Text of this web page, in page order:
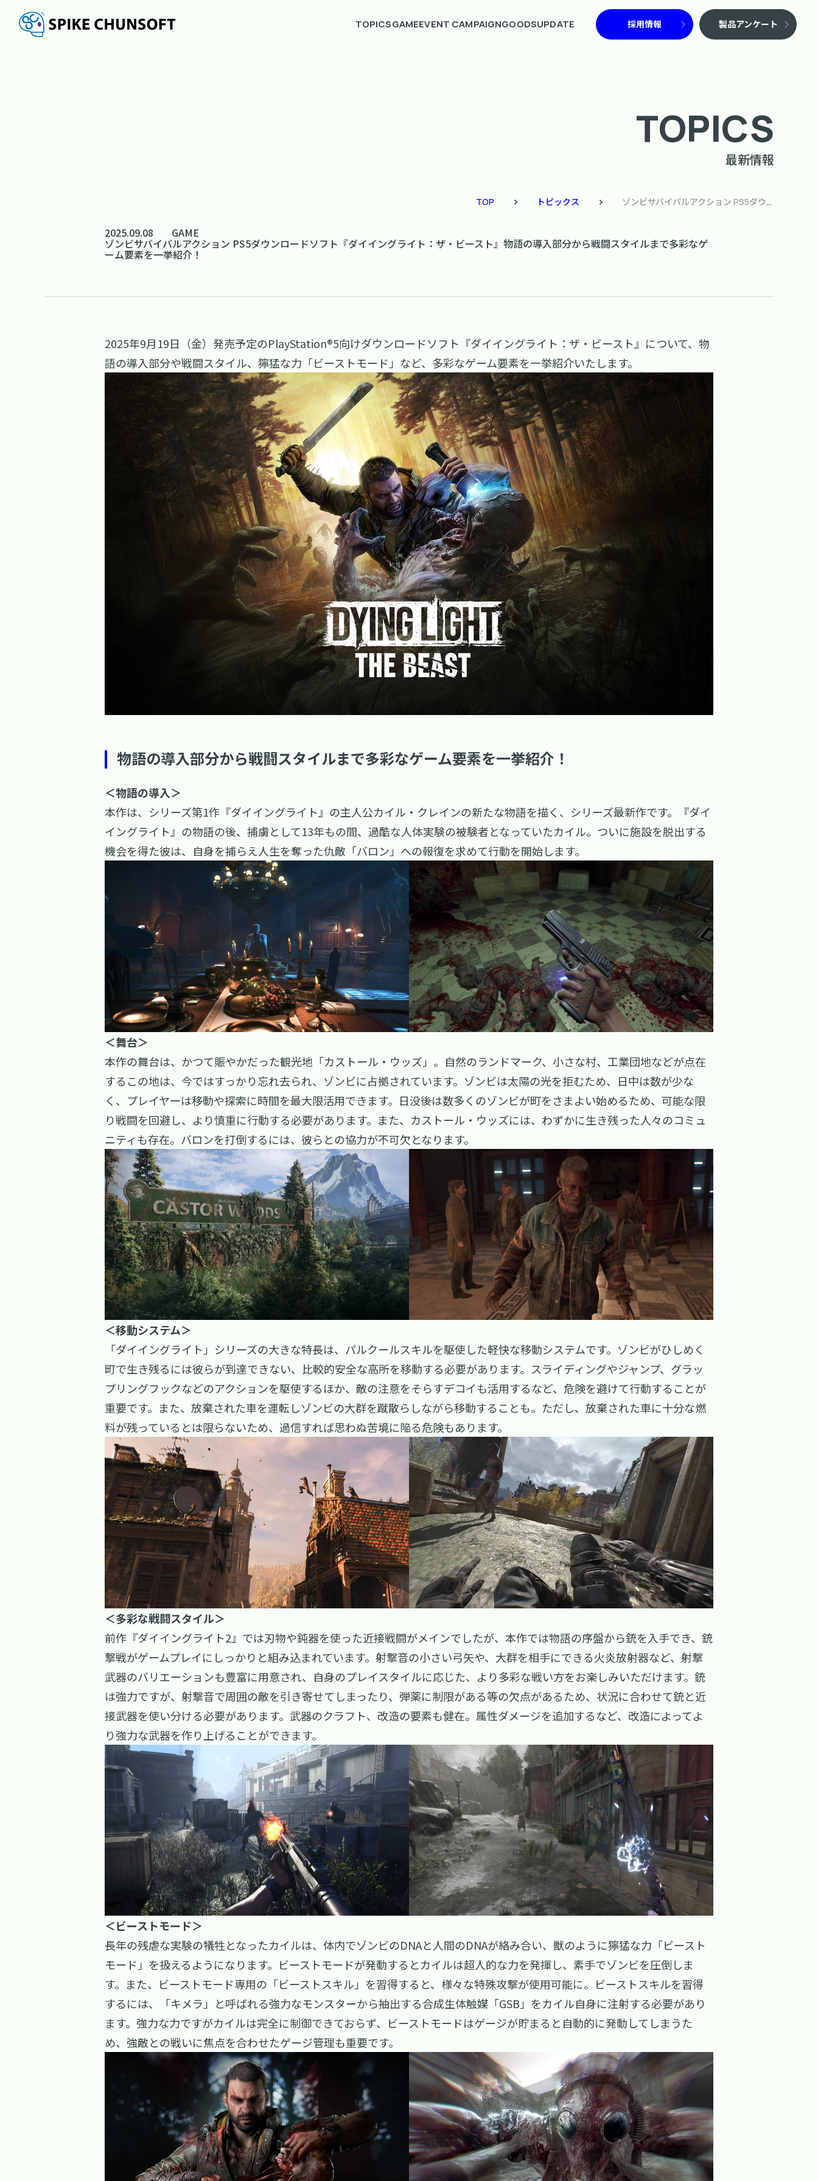
TOPICSGAMEEVENT CAMPAIGNGOODSUPDATE 採用情報 製品アンケート
TOPICS
最新情報
TOP トピックス ゾンビサバイバルアクション PS5ダウンロードソフト『ダイイングライト：ザ・ビースト』物語の導入部分から戦闘スタイルまで多彩なゲーム要素を一挙紹介！
2025.09.08 GAME
ゾンビサバイバルアクション PS5ダウンロードソフト『ダイイングライト：ザ・ビースト』物語の導入部分から戦闘スタイルまで多彩なゲ
ーム要素を一挙紹介！
2025年9月19日（金）発売予定のPlayStation®5向けダウンロードソフト『ダイイングライト：ザ・ビースト』について、物
語の導入部分や戦闘スタイル、獰猛な力「ビーストモード」など、多彩なゲーム要素を一挙紹介いたします。
物語の導入部分から戦闘スタイルまで多彩なゲーム要素を一挙紹介！
＜物語の導入＞
本作は、シリーズ第1作『ダイイングライト』の主人公カイル・クレインの新たな物語を描く、シリーズ最新作です。『ダイ
イングライト』の物語の後、捕虜として13年もの間、過酷な人体実験の被験者となっていたカイル。ついに施設を脱出する
機会を得た彼は、自身を捕らえ人生を奪った仇敵「バロン」への報復を求めて行動を開始します。
＜舞台＞
本作の舞台は、かつて賑やかだった観光地「カストール・ウッズ」。自然のランドマーク、小さな村、工業団地などが点在
するこの地は、今ではすっかり忘れ去られ、ゾンビに占拠されています。ゾンビは太陽の光を拒むため、日中は数が少な
く、プレイヤーは移動や探索に時間を最大限活用できます。日没後は数多くのゾンビが町をさまよい始めるため、可能な限
り戦闘を回避し、より慎重に行動する必要があります。また、カストール・ウッズには、わずかに生き残った人々のコミュ
ニティも存在。バロンを打倒するには、彼らとの協力が不可欠となります。
＜移動システム＞
「ダイイングライト」シリーズの大きな特長は、パルクールスキルを駆使した軽快な移動システムです。ゾンビがひしめく
町で生き残るには彼らが到達できない、比較的安全な高所を移動する必要があります。スライディングやジャンプ、グラッ
プリングフックなどのアクションを駆使するほか、敵の注意をそらすデコイも活用するなど、危険を避けて行動することが
重要です。また、放棄された車を運転しゾンビの大群を蹴散らしながら移動することも。ただし、放棄された車に十分な燃
料が残っているとは限らないため、過信すれば思わぬ苦境に陥る危険もあります。
＜多彩な戦闘スタイル＞
前作『ダイイングライト2』では刃物や鈍器を使った近接戦闘がメインでしたが、本作では物語の序盤から銃を入手でき、銃
撃戦がゲームプレイにしっかりと組み込まれています。射撃音の小さい弓矢や、大群を相手にできる火炎放射器など、射撃
武器のバリエーションも豊富に用意され、自身のプレイスタイルに応じた、より多彩な戦い方をお楽しみいただけます。銃
は強力ですが、射撃音で周囲の敵を引き寄せてしまったり、弾薬に制限がある等の欠点があるため、状況に合わせて銃と近
接武器を使い分ける必要があります。武器のクラフト、改造の要素も健在。属性ダメージを追加するなど、改造によってよ
り強力な武器を作り上げることができます。
＜ビーストモード＞
長年の残虐な実験の犠牲となったカイルは、体内でゾンビのDNAと人間のDNAが絡み合い、獣のように獰猛な力「ビースト
モード」を扱えるようになります。ビーストモードが発動するとカイルは超人的な力を発揮し、素手でゾンビを圧倒しま
す。また、ビーストモード専用の「ビーストスキル」を習得すると、様々な特殊攻撃が使用可能に。ビーストスキルを習得
するには、「キメラ」と呼ばれる強力なモンスターから抽出する合成生体触媒「GSB」をカイル自身に注射する必要があり
ます。強力な力ですがカイルは完全に制御できておらず、ビーストモードはゲージが貯まると自動的に発動してしまうた
め、強敵との戦いに焦点を合わせたゲージ管理も重要です。